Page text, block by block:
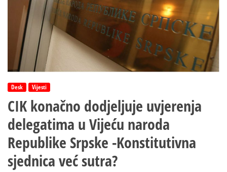
Desk Vijesti
CIK konačno dodjeljuje uvjerenja
delegatima u Vijeću naroda
Republike Srpske -Konstitutivna
sjednica već sutra?